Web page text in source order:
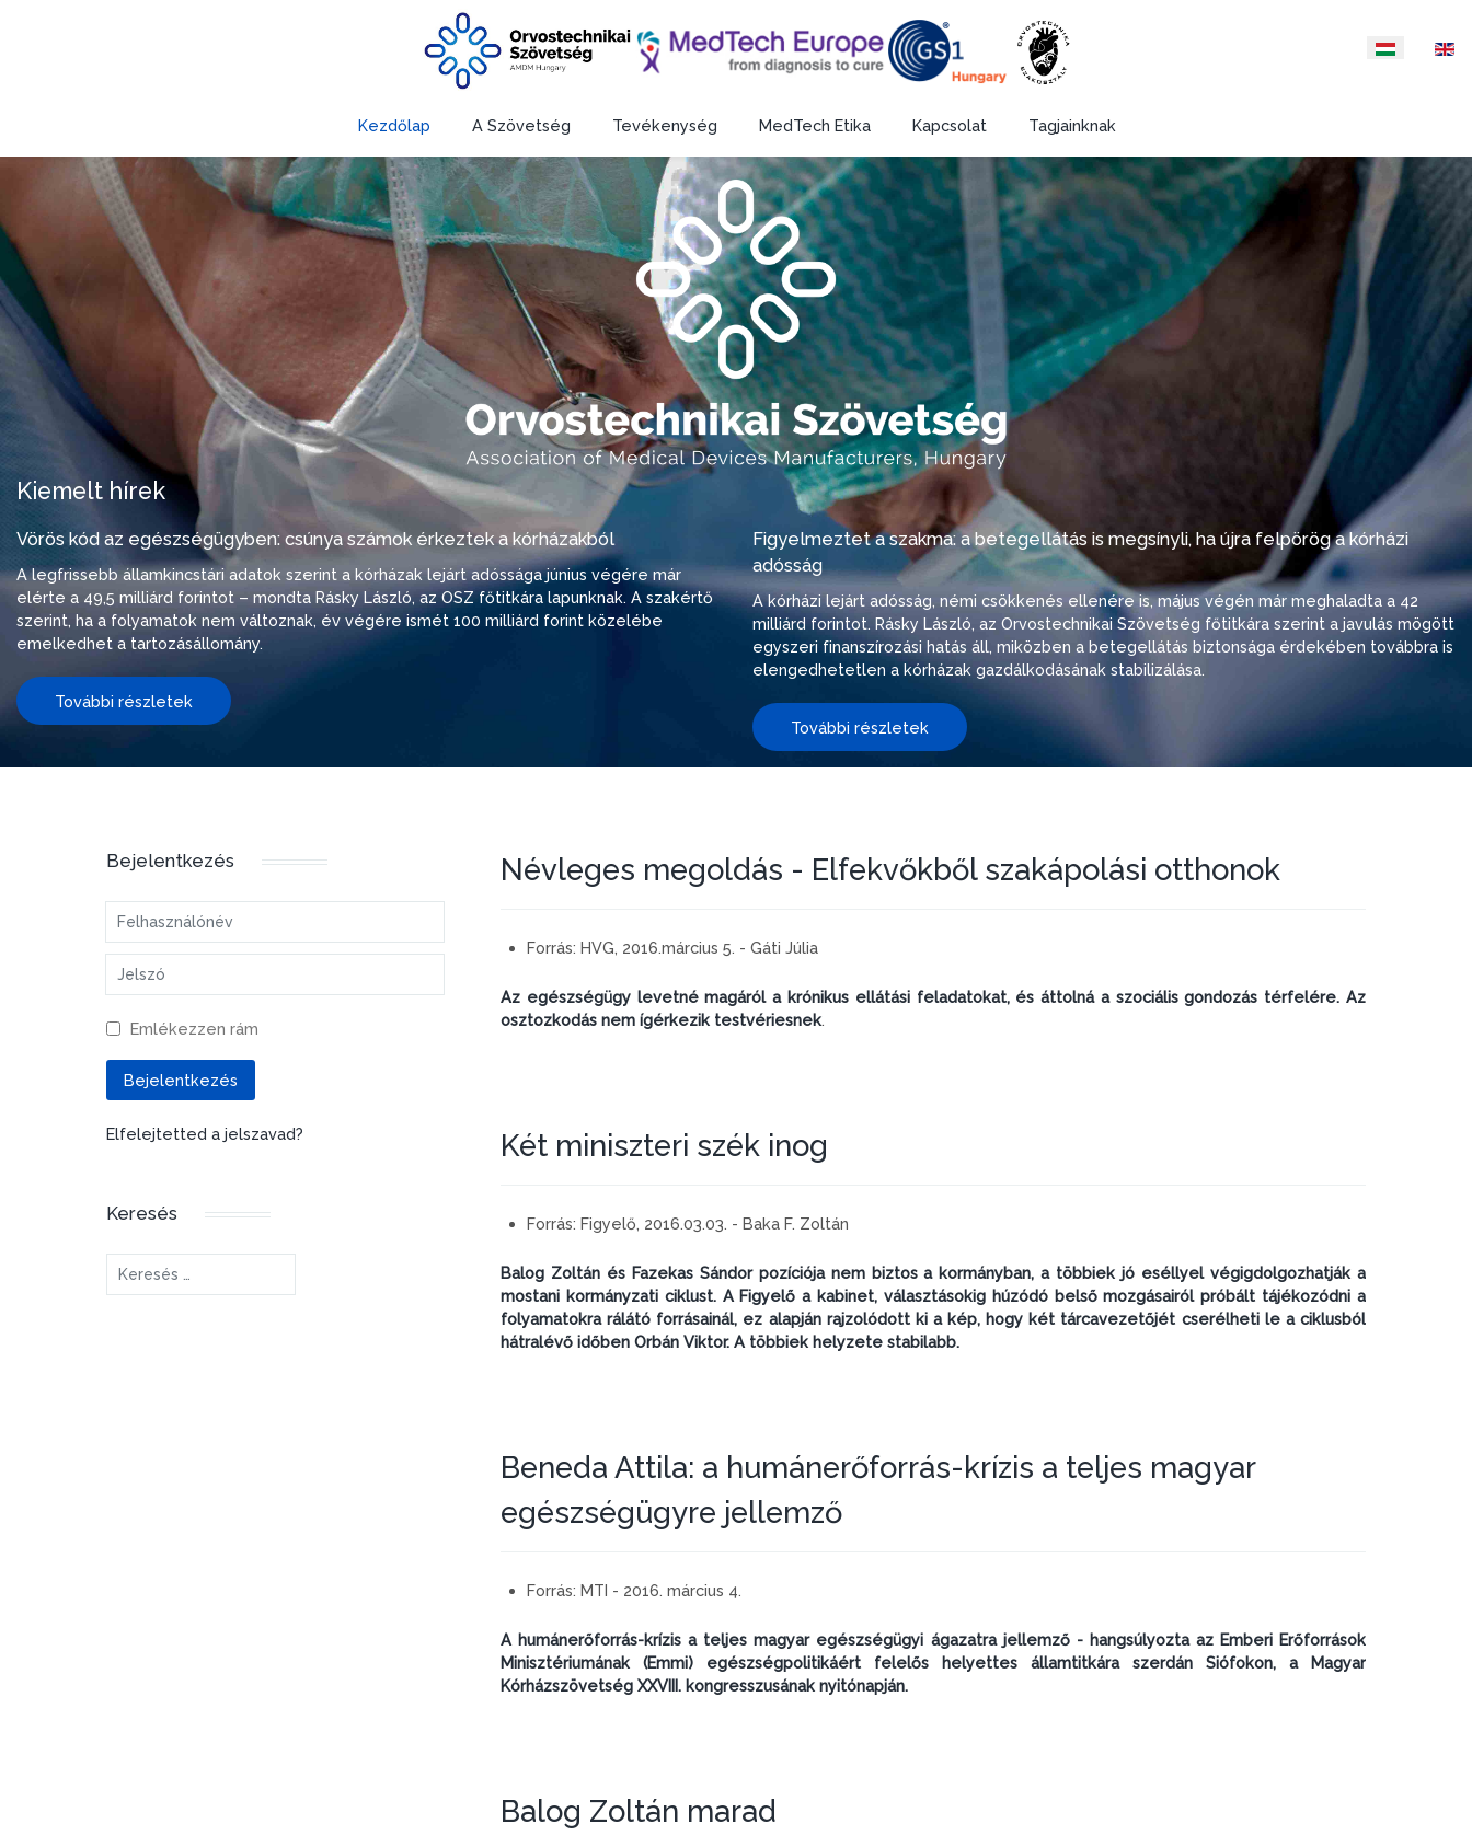
Válasszon nyelvet
Kezdőlap A Szövetség Tevékenység MedTech Etika Kapcsolat Tagjainknak
Kiemelt hírek
Vörös kód az egészségügyben: csúnya számok érkeztek a kórházakból
A legfrissebb államkincstári adatok szerint a kórházak lejárt adóssága június végére már
elérte a 49,5 milliárd forintot – mondta Rásky László, az OSZ főtitkára lapunknak. A szakértő
szerint, ha a folyamatok nem változnak, év végére ismét 100 milliárd forint közelébe
emelkedhet a tartozásállomány.
További részletek
Figyelmeztet a szakma: a betegellátás is megsínyli, ha újra felpörög a kórházi
adósság
A kórházi lejárt adósság, némi csökkenés ellenére is, május végén már meghaladta a 42
milliárd forintot. Rásky László, az Orvostechnikai Szövetség főtitkára szerint a javulás mögött
egyszeri finanszírozási hatás áll, miközben a betegellátás biztonsága érdekében továbbra is
elengedhetetlen a kórházak gazdálkodásának stabilizálása.
További részletek
Bejelentkezés
Felhasználónév
Jelszó
Emlékezzen rám
Bejelentkezés
Elfelejtetted a jelszavad?
Keresés
Keresés...
Névleges megoldás - Elfekvőkből szakápolási otthonok
Forrás: HVG, 2016.március 5. - Gáti Júlia
Az egészségügy levetné magáról a krónikus ellátási feladatokat, és áttolná a szociális gondozás térfelére. Az
osztozkodás nem ígérkezik testvériesnek.
Két miniszteri szék inog
Forrás: Figyelő, 2016.03.03. - Baka F. Zoltán
Balog Zoltán és Fazekas Sándor pozíciója nem biztos a kormányban, a többiek jó eséllyel végigdolgozhatják a
mostani kormányzati ciklust. A Figyelő a kabinet, választásokig húzódó belső mozgásairól próbált tájékozódni a
folyamatokra rálátó forrásainál, ez alapján rajzolódott ki a kép, hogy két tárcavezetőjét cserélheti le a ciklusból
hátralévő időben Orbán Viktor. A többiek helyzete stabilabb.
Beneda Attila: a humánerőforrás-krízis a teljes magyar
egészségügyre jellemző
Forrás: MTI - 2016. március 4.
A humánerőforrás-krízis a teljes magyar egészségügyi ágazatra jellemző - hangsúlyozta az Emberi Erőforrások
Minisztériumának (Emmi) egészségpolitikáért felelős helyettes államtitkára szerdán Siófokon, a Magyar
Kórházszövetség XXVIII. kongresszusának nyitónapján.
Balog Zoltán marad